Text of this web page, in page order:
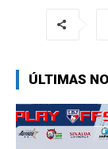
ÚLTIMAS